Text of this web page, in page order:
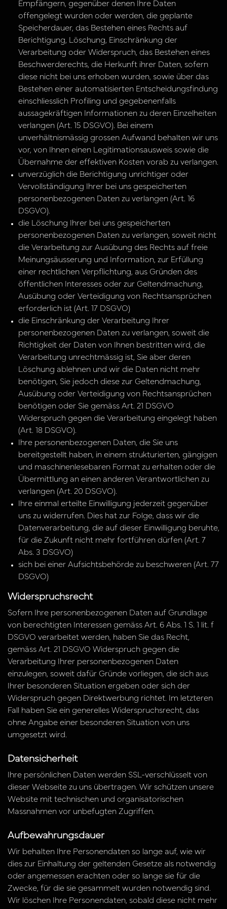
Empfängern, gegenüber denen Ihre Daten
offengelegt wurden oder werden, die geplante
Speicherdauer, das Bestehen eines Rechts auf
Berichtigung, Löschung, Einschränkung der
Verarbeitung oder Widerspruch, das Bestehen eines
Beschwerderechts, die Herkunft ihrer Daten, sofern
diese nicht bei uns erhoben wurden, sowie über das
Bestehen einer automatisierten Entscheidungsfindung
einschliesslich Profiling und gegebenenfalls
aussagekräftigen Informationen zu deren Einzelheiten
verlangen (Art. 15 DSGVO). Bei einem
unverhältnismässig grossen Aufwand behalten wir uns
vor, von Ihnen einen Legitimationsausweis sowie die
Übernahme der effektiven Kosten vorab zu verlangen.
unverzüglich die Berichtigung unrichtiger oder
Vervollständigung Ihrer bei uns gespeicherten
personenbezogenen Daten zu verlangen (Art. 16
DSGVO).
die Löschung Ihrer bei uns gespeicherten
personenbezogenen Daten zu verlangen, soweit nicht
die Verarbeitung zur Ausübung des Rechts auf freie
Meinungsäusserung und Information, zur Erfüllung
einer rechtlichen Verpflichtung, aus Gründen des
öffentlichen Interesses oder zur Geltendmachung,
Ausübung oder Verteidigung von Rechtsansprüchen
erforderlich ist (Art. 17 DSGVO)
die Einschränkung der Verarbeitung Ihrer
personenbezogenen Daten zu verlangen, soweit die
Richtigkeit der Daten von Ihnen bestritten wird, die
Verarbeitung unrechtmässig ist, Sie aber deren
Löschung ablehnen und wir die Daten nicht mehr
benötigen, Sie jedoch diese zur Geltendmachung,
Ausübung oder Verteidigung von Rechtsansprüchen
benötigen oder Sie gemäss Art. 21 DSGVO
Widerspruch gegen die Verarbeitung eingelegt haben
(Art. 18 DSGVO).
Ihre personenbezogenen Daten, die Sie uns
bereitgestellt haben, in einem strukturierten, gängigen
und maschinenlesebaren Format zu erhalten oder die
Übermittlung an einen anderen Verantwortlichen zu
verlangen (Art. 20 DSGVO).
Ihre einmal erteilte Einwilligung jederzeit gegenüber
uns zu widerrufen. Dies hat zur Folge, dass wir die
Datenverarbeitung, die auf dieser Einwilligung beruhte,
für die Zukunft nicht mehr fortführen dürfen (Art. 7
Abs. 3 DSGVO)
sich bei einer Aufsichtsbehörde zu beschweren (Art. 77
DSGVO)
Widerspruchsrecht
Sofern Ihre personenbezogenen Daten auf Grundlage
von berechtigten Interessen gemäss Art. 6 Abs. 1 S. 1 lit. f
DSGVO verarbeitet werden, haben Sie das Recht,
gemäss Art. 21 DSGVO Widerspruch gegen die
Verarbeitung Ihrer personenbezogenen Daten
einzulegen, soweit dafür Gründe vorliegen, die sich aus
Ihrer besonderen Situation ergeben oder sich der
Widerspruch gegen Direktwerbung richtet. Im letzteren
Fall haben Sie ein generelles Widerspruchsrecht, das
ohne Angabe einer besonderen Situation von uns
umgesetzt wird.
Datensicherheit
Ihre persönlichen Daten werden SSL-verschlüsselt von
dieser Webseite zu uns übertragen. Wir schützen unsere
Website mit technischen und organisatorischen
Massnahmen vor unbefugten Zugriffen.
Aufbewahrungsdauer
Wir behalten Ihre Personendaten so lange auf, wie wir
dies zur Einhaltung der geltenden Gesetze als notwendig
oder angemessen erachten oder so lange sie für die
Zwecke, für die sie gesammelt wurden notwendig sind.
Wir löschen Ihre Personendaten, sobald diese nicht mehr